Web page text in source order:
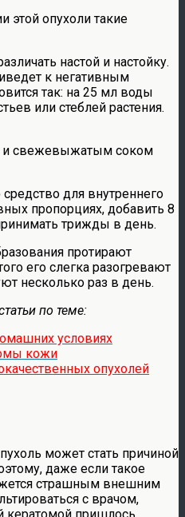
этой опухоли такие
настой и настойку.
к негативным
так: на 25 мл воды
или стеблей растения.
и свежевыжатым соком
средство для внутреннего
пропорциях, добавить 8
трижды в день.
протирают
его слегка разогревают
несколько раз в день.
по теме:
условиях
кожи
опухолей
может стать причиной
даже если такое
страшным внешним
с врачом,